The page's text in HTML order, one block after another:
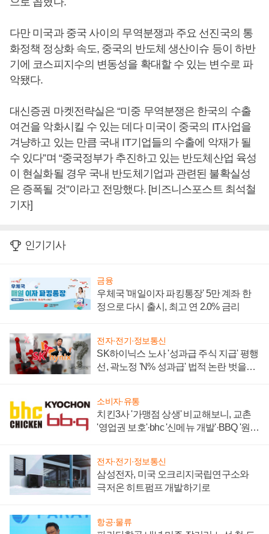
다만 미국과 중국 사이의 무역분쟁과 주요 선진국의 통
화정책 정상화 속도, 중국의 반도체 생산이슈 등이 하반
기에 코스피지수의 변동성을 확대할 수 있는 변수로 파
악됐다.
대신증권 마켓전략실은 “미중 무역분쟁은 한국의 수출
여건을 악화시킬 수 있는 데다 미국이 중국의 IT사업을
겨냥하고 있는 만큼 국내 IT기업들의 수출에 악재가 될
수 있다”며 “중국정부가 추진하고 있는 반도체산업 육성
이 현실화될 경우 국내 반도체기업과 관련된 불확실성
은 증폭될 것”이라고 전망했다. [비즈니스포스트 최석철
기자]
인기기사
금융
우체국 '매일이자 파킹통장' 5만 계좌 한
정으로 다시 출시, 최고 연 2.0% 금리
전자·전기·정보통신
SK하이닉스 노사 '성과급 주식 지급' 평행
선, 곽노정 'N% 성과급' 법적 논란 벗을지
소비자·유통
치킨3사 '가맹점 상생' 비교해보니, 교촌
'영업권 보호'·bhc '신메뉴 개발'·BBQ '원가
전자·전기·정보통신
삼성전자, 미국 오크리지국립연구소와
극저온 히트펌프 개발하기로
항공·물류